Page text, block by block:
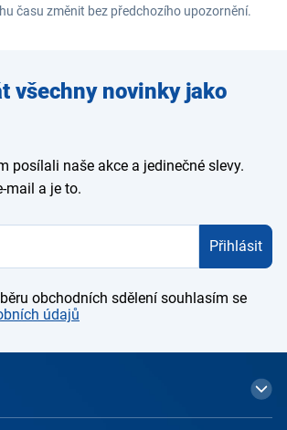
času změnit bez předchozího upozornění.
všechny novinky jako
posílali naše akce a jedinečné slevy.
mail a je to.
Přihlásit
obchodních sdělení souhlasím se
údajů